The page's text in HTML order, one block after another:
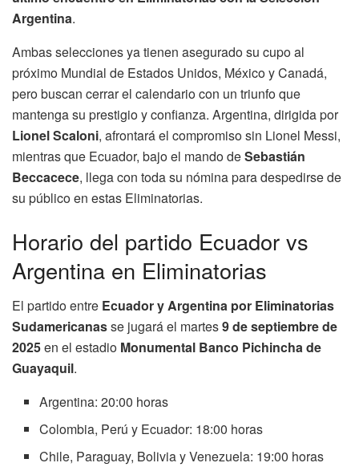
Argentina.
Ambas selecciones ya tienen asegurado su cupo al
próximo Mundial de Estados Unidos, México y Canadá,
pero buscan cerrar el calendario con un triunfo que
mantenga su prestigio y confianza. Argentina, dirigida por
Lionel Scaloni, afrontará el compromiso sin Lionel Messi,
mientras que Ecuador, bajo el mando deSebastián
Beccacece, llega con toda su nómina para despedirse de
su público en estas Eliminatorias.
Horario del partido Ecuador vs
Argentina en Eliminatorias
El partido entre Ecuador y Argentina por Eliminatorias
Sudamericanasse jugará el martes9 de septiembre de
2025en el estadio Monumental Banco Pichincha de
Guayaquil.
Argentina: 20:00 horas
Colombia, Perú y Ecuador: 18:00 horas
Chile, Paraguay, Bolivia y Venezuela: 19:00 horas